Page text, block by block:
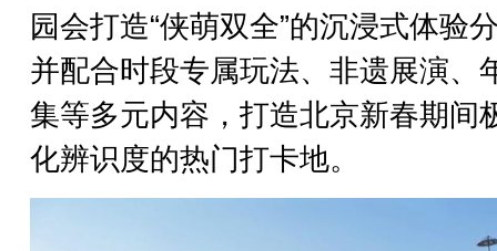
园会打造“侠萌双全”的沉浸式体验
并配合时段专属玩法、非遗展演、
集等多元内容，打造北京新春期间
化辨识度的热门打卡地。